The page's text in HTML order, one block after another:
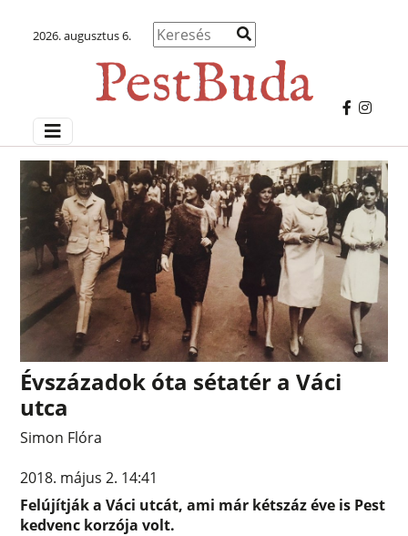
2026. augusztus 6.
Évszázadok óta sétatér a Váci
utca
Simon Flóra
2018. május 2. 14:41
Felújítják a Váci utcát, ami már kétszáz éve is Pest
kedvenc korzója volt.